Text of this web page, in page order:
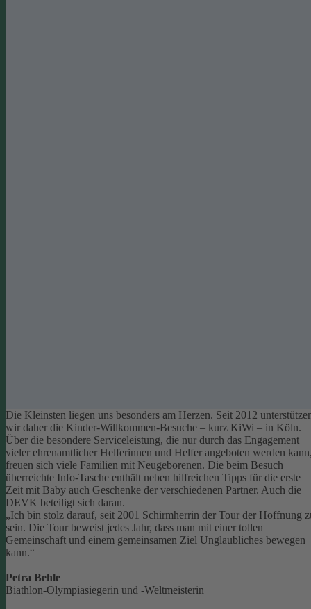
Die Kleinsten liegen uns besonders am Herzen. Seit 2012
wir daher die Kinder-Willkommen-Besuche – kurz KiWi – in Köln.
Über die besondere Serviceleistung, die nur durch das Engagement
vieler ehrenamtlicher Helferinnen und Helfer angeboten werden
freuen sich viele Familien mit Neugeborenen. Die beim Besuch
überreichte Info-Tasche enthält neben hilfreichen Tipps für die erste
Zeit mit Baby auch Geschenke der verschiedenen Partner. Auch die
DEVK beteiligt sich daran.
„Ich bin stolz darauf, seit 2001 Schirmherrin der Tour der Hoffnung
sein. Die Tour beweist jedes Jahr, dass man mit einer tollen
Gemeinschaft und einem gemeinsamen Ziel Unglaubliches bewegen
kann.“
Petra Behle
Biathlon-Olympiasiegerin und -Weltmeisterin